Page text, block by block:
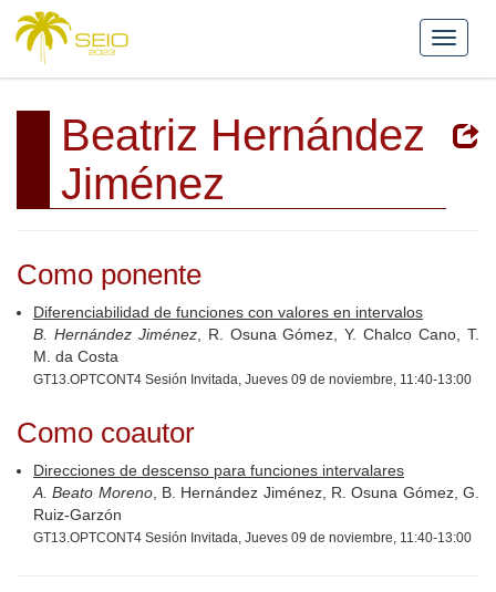
Beatriz Hernández
Jiménez
Como ponente
Diferenciabilidad de funciones con valores en intervalos
B. Hernández Jiménez, R. Osuna Gómez, Y. Chalco Cano, T.
M. da Costa
GT13.OPTCONT4 Sesión Invitada, Jueves 09 de noviembre, 11:40-13:00
Como coautor
Direcciones de descenso para funciones intervalares
A. Beato Moreno, B. Hernández Jiménez, R. Osuna Gómez, G.
Ruiz-Garzón
GT13.OPTCONT4 Sesión Invitada, Jueves 09 de noviembre, 11:40-13:00